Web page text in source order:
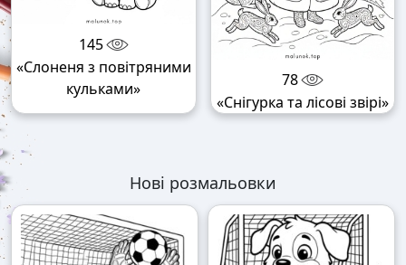
145
«Слоненя з повітряними
кульками»
78
«Снігурка та лісові звірі»
Нові розмальовки